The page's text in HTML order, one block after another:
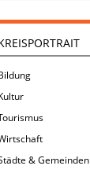
& Gemeinden